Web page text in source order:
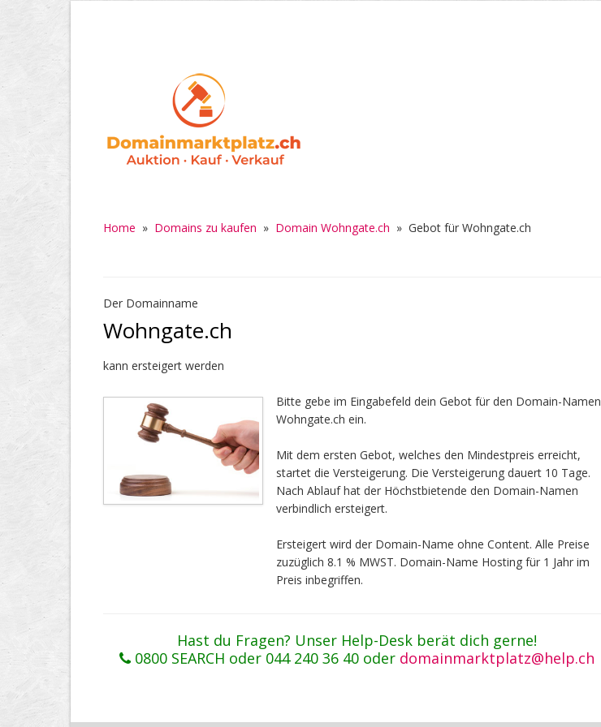
Home » Domains zu kaufen » Domain Wohngate.ch » Gebot für Wohngate.ch
Der Domainname
Wohngate.ch
kann ersteigert werden
Bitte gebe im Eingabefeld dein Gebot für den Domain-Namen
Wohngate.ch ein.
Mit dem ersten Gebot, welches den Mindestpreis erreicht,
startet die Versteigerung. Die Versteigerung dauert 10 Tage.
Nach Ablauf hat der Höchstbietende den Domain-Namen
verbindlich ersteigert.
Ersteigert wird der Domain-Name ohne Content. Alle Preise
zuzüglich 8.1 % MWST. Domain-Name Hosting für 1 Jahr im
Preis inbegriffen.
Hast du Fragen? Unser Help-Desk berät dich gerne!
0800 SEARCH oder 044 240 36 40 oder domainmarktplatz@help.ch